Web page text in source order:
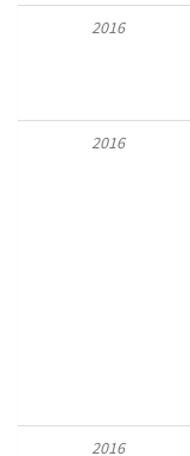
2016
2016
2016